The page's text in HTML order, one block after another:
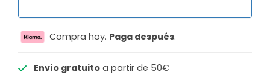
Compra hoy. Paga después.
Envío gratuitoa partir de 50€